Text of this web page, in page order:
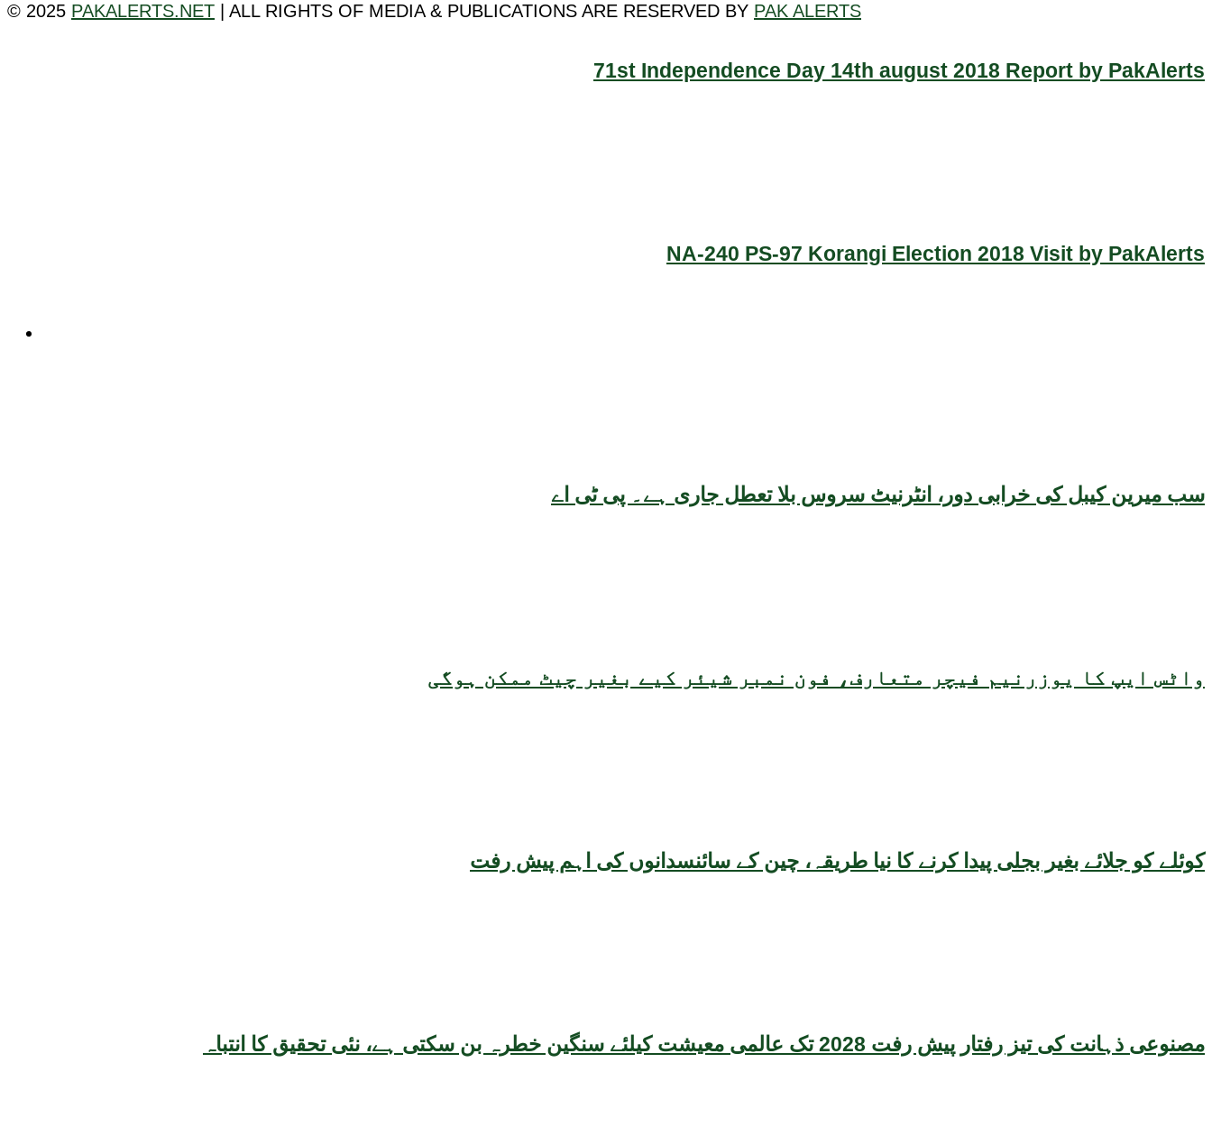
71st Independence Day 14th august 2018 Report by PakAlerts
NA-240 PS-97 Korangi Election 2018 Visit by PakAlerts
سب میرین کیبل کی خرابی دور، انٹرنیٹ سروس بلا تعطل جاری ہے۔ پی ٹی اے
واٹس ایپ کا یوزرنیم فیچر متعارف، فون نمبر شیئر کیے بغیر چیٹ ممکن ہوگی
کوئلے کو جلائے بغیر بجلی پیدا کرنے کا نیا طریقہ، چین کے سائنسدانوں کی اہم پیش رفت
مصنوعی ذہانت کی تیز رفتار پیش رفت 2028 تک عالمی معیشت کیلئے سنگین خطرہ بن سکتی ہے، نئی تحقیق کا انتباہ
© 2025 PAKALERTS.NET | ALL RIGHTS OF MEDIA & PUBLICATIONS ARE RESERVED BY PAK ALERTS